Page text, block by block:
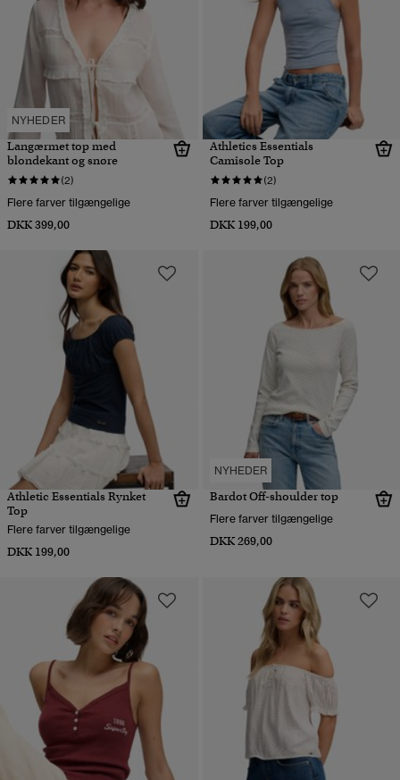
NYHEDER
Langærmet top med
blondekant og snøre
(2)
Flere farver tilgængelige
DKK 399,00
Athletics Essentials
Camisole Top
(2)
Flere farver tilgængelige
DKK 199,00
Athletic Essentials Rynket
Top
Flere farver tilgængelige
DKK 199,00
NYHEDER
Bardot Off-shoulder top
Flere farver tilgængelige
DKK 269,00